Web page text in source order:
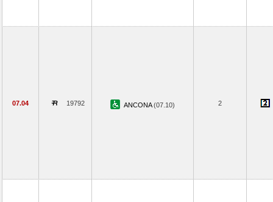
07.04 19792 ANCONA(07.10) 2